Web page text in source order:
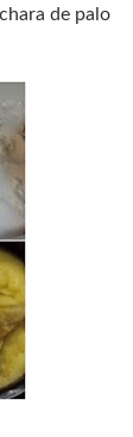
de palo